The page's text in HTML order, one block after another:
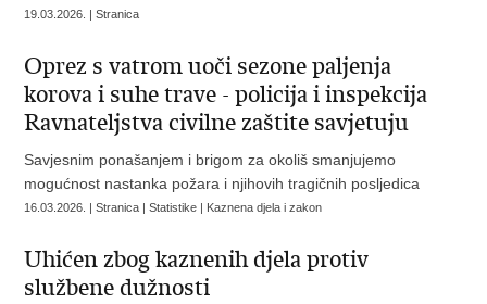
19.03.2026. | Stranica
Oprez s vatrom uoči sezone paljenja
korova i suhe trave - policija i inspekcija
Ravnateljstva civilne zaštite savjetuju
Savjesnim ponašanjem i brigom za okoliš smanjujemo
mogućnost nastanka požara i njihovih tragičnih posljedica
16.03.2026. | Stranica | Statistike | Kaznena djela i zakon
Uhićen zbog kaznenih djela protiv
službene dužnosti